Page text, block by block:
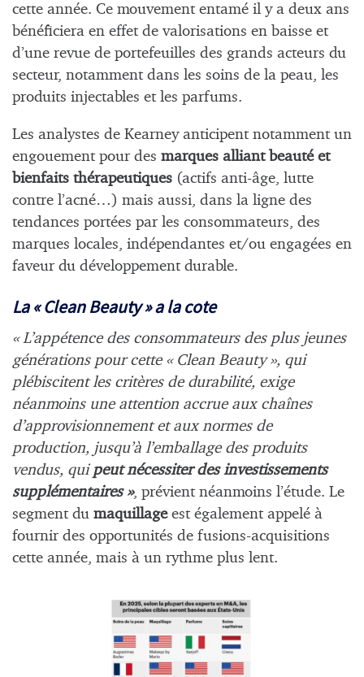
cette année. Ce mouvement entamé il y a deux ans
bénéficiera en effet de valorisations en baisse et
d’une revue de portefeuilles des grands acteurs du
secteur, notamment dans les soins de la peau, les
produits injectables et les parfums.
Les analystes de Kearney anticipent notamment un
engouement pour des marques alliant beauté et
bienfaits thérapeutiques (actifs anti-âge, lutte
contre l’acné…) mais aussi, dans la ligne des
tendances portées par les consommateurs, des
marques locales, indépendantes et/ou engagées en
faveur du développement durable.
La « Clean Beauty » a la cote
« L’appétence des consommateurs des plus jeunes
générations pour cette « Clean Beauty », qui
plébiscitent les critères de durabilité, exige
néanmoins une attention accrue aux chaînes
d’approvisionnement et aux normes de
production, jusqu’à l’emballage des produits
vendus, qui peut nécessiter des investissements
supplémentaires », prévient néanmoins l’étude. Le
segment du maquillage est également appelé à
fournir des opportunités de fusions-acquisitions
cette année, mais à un rythme plus lent.